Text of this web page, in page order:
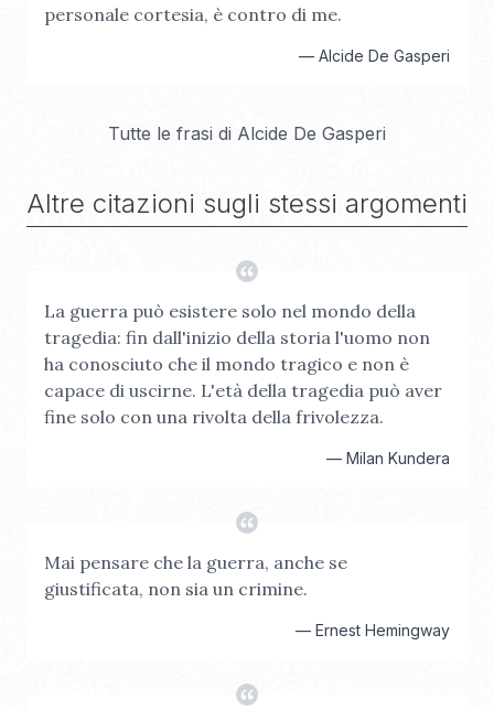
personale cortesia, è contro di me.
— Alcide De Gasperi
Tutte le frasi di Alcide De Gasperi
Altre citazioni sugli stessi argomenti
La guerra può esistere solo nel mondo della
tragedia: fin dall'inizio della storia l'uomo non
ha conosciuto che il mondo tragico e non è
capace di uscirne. L'età della tragedia può aver
fine solo con una rivolta della frivolezza.
— Milan Kundera
Mai pensare che la guerra, anche se
giustificata, non sia un crimine.
— Ernest Hemingway